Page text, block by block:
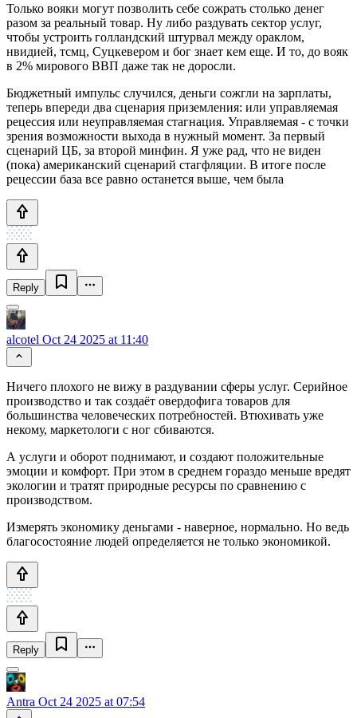
Только вояки могут позволить себе сожрать столько денег
разом за реальный товар. Ну либо раздувать сектор услуг,
чтобы устроить голландский штурвал между ораклом,
нвидией, тсмц, Суцкевером и бог знает кем еще. И то, до вояк
в 2% мирового ВВП даже так не доросли.
Бюджетный импульс случился, деньги сожгли на зарплаты,
теперь впереди два сценария приземления: или управляемая
рецессия или неуправляемая стагнация. Управляемая - с точки
зрения возможности выхода в нужный момент. За первый
сценарий ЦБ, за второй минфин. Я уже рад, что не виден
(пока) американский сценарий стагфляции. В итоге после
рецессии база все равно останется выше, чем была
Reply
alcotel Oct 24 2025 at 11:40
Ничего плохого не вижу в раздувании сферы услуг. Серийное
производство и так создаёт овердофига товаров для
большинства человеческих потребностей. Втюхивать уже
некому, маркетологи с ног сбиваются.
А услуги и оборот поднимают, и создают положительные
эмоции и комфорт. При этом в среднем гораздо меньше вредят
экологии и тратят природные ресурсы по сравнению с
производством.
Измерять экономику деньгами - наверное, нормально. Но ведь
благосостояние людей определяется не только экономикой.
Reply
Antra Oct 24 2025 at 07:54